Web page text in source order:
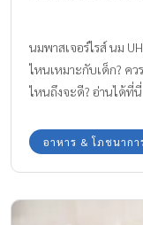
นมพาสเจอร์ไรส์ นม
ไหนเหมาะกับเด็ก? ค
ไหนถึงจะดี? อ่านได้ที่นี่
อาหาร & โภชนากา